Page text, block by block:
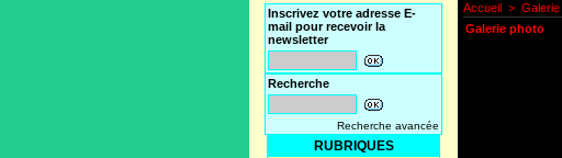
Inscrivez votre adresse E-
mail pour recevoir la
newsletter
Recherche
Recherche avancée
RUBRIQUES
Accueil > Galerie
Galerie photo